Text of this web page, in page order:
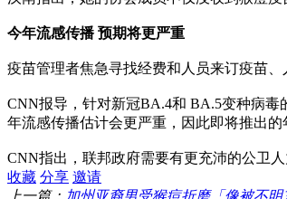
今年流感传播 预期将更严重
疫苗管理者焦急寻找经费和人员来订疫苗
CNN报导，针对新冠BA.4和 BA.5变种病
年流感传播估计会更严重，因此即将推出
CNN指出，联邦政府需要有更充沛的公卫
收藏 分享 邀请
上一篇： 加州亚裔男受猴痘折磨「像被不明